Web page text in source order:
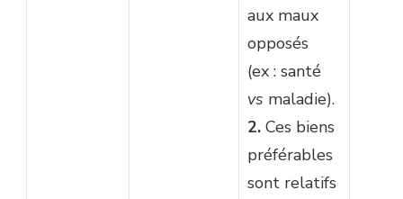
aux maux
opposés
(ex : santé
vs maladie).
2. Ces biens
préférables
sont relatifs